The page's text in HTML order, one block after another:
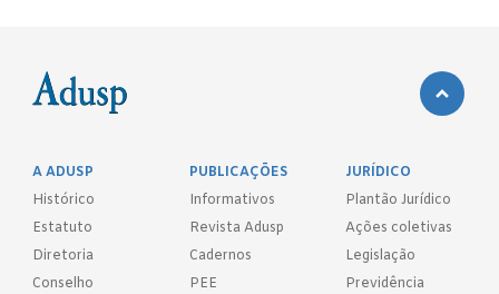
A ADUSP
Histórico
Estatuto
Diretoria
Conselho
PUBLICAÇÕES
Informativos
Revista Adusp
Cadernos
PEE
JURÍDICO
Plantão Jurídico
Ações coletivas
Legislação
Previdência